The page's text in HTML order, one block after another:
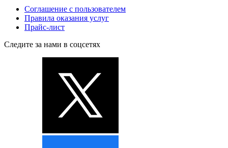
Соглашение с пользователем
Правила оказания услуг
Прайс-лист
Следите за нами в соцсетях